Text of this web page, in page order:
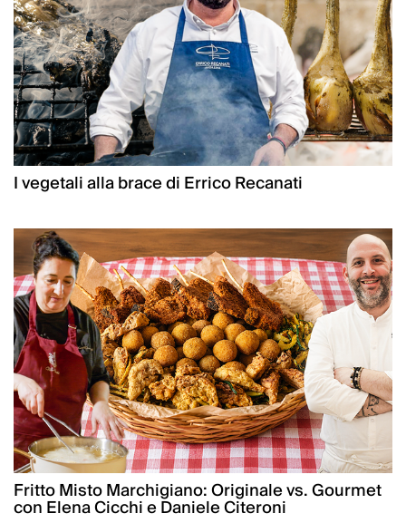
I vegetali alla brace di Errico Recanati
Fritto Misto Marchigiano: Originale vs. Gourmet
con Elena Cicchi e Daniele Citeroni